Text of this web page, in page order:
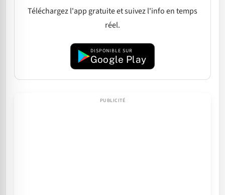
Téléchargez l'app gratuite et suivez l'info en temps
réel.
DISPONIBLE SUR
Google Play